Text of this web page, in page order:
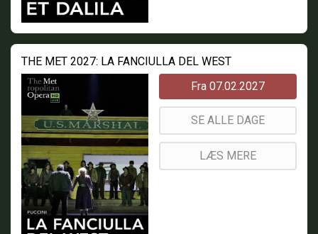
THE MET 2027: LA FANCIULLA DEL WEST
Fra 07.02.2027
SE ALLE DAGE
LÆS MERE